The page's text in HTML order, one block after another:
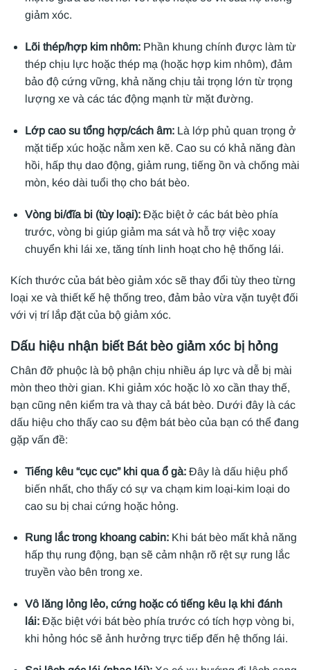
giảm xóc.
Lõi thép/hợp kim nhôm: Phần khung chính được làm từ
thép chịu lực hoặc thép mạ (hoặc hợp kim nhôm), đảm
bảo độ cứng vững, khả năng chịu tải trọng lớn từ trọng
lượng xe và các tác động mạnh từ mặt đường.
Lớp cao su tổng hợp/cách âm:Là lớp phủ quan trọng ở
mặt tiếp xúc hoặc nằm xen kẽ. Cao su có khả năng đàn
hồi, hấp thụ dao động, giảm rung, tiếng ồn và chống mài
mòn, kéo dài tuổi thọ cho bát bèo.
Vòng bi/đĩa bi (tùy loại): Đặc biệt ở các bát bèo phía
trước, vòng bi giúp giảm ma sát và hỗ trợ việc xoay
chuyển khi lái xe, tăng tính linh hoạt cho hệ thống lái.
Kích thước của bát bèo giảm xóc sẽ thay đổi tùy theo từng
loại xe và thiết kế hệ thống treo, đảm bảo vừa vặn tuyệt đối
với vị trí lắp đặt của bộ giảm xóc.
Dấu hiệu nhận biết Bát bèo giảm xóc bị hỏng
Chân đỡ phuộc là bộ phận chịu nhiều áp lực và dễ bị mài
mòn theo thời gian. Khi giảm xóc hoặc lò xo cần thay thế,
bạn cũng nên kiểm tra và thay cả bát bèo. Dưới đây là các
dấu hiệu cho thấy cao su đệm bát bèo của bạn có thể đang
gặp vấn đề:
Tiếng kêu “cục cục” khi qua ổ gà: Đây là dấu hiệu phổ
biến nhất, cho thấy có sự va chạm kim loại-kim loại do
cao su bị chai cứng hoặc hỏng.
Rung lắc trong khoang cabin: Khi bát bèo mất khả năng
hấp thụ rung động, bạn sẽ cảm nhận rõ rệt sự rung lắc
truyền vào bên trong xe.
Vô lăng lỏng lẻo, cứng hoặc có tiếng kêu lạ khi đánh
lái: Đặc biệt với bát bèo phía trước có tích hợp vòng bi,
khi hỏng hóc sẽ ảnh hưởng trực tiếp đến hệ thống lái.